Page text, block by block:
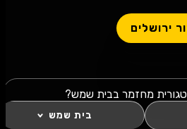
ירושלים
מחזמר בבית שמש?
בית שמש